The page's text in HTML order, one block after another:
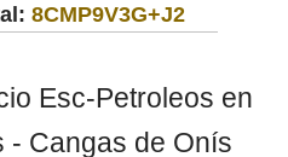
8CMP9V3G+J2
Esc-Petroleos en
- Cangas de Onís